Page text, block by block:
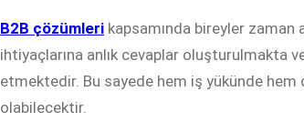
B2B çözümleri kapsamında bireyler
ihtiyaçlarına anlık cevaplar oluşturulmakta
etmektedir. Bu sayede hem iş yükünde
olabilecektir.